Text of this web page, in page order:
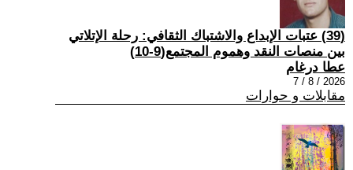
(39) عتبات الإبداع والاشتباك الثقافي: رحلة الإتلاتي
بين منصات النقد وهموم المجتمع(9-10)
عطا درغام
2026 / 8 / 7
مقابلات و حوارات